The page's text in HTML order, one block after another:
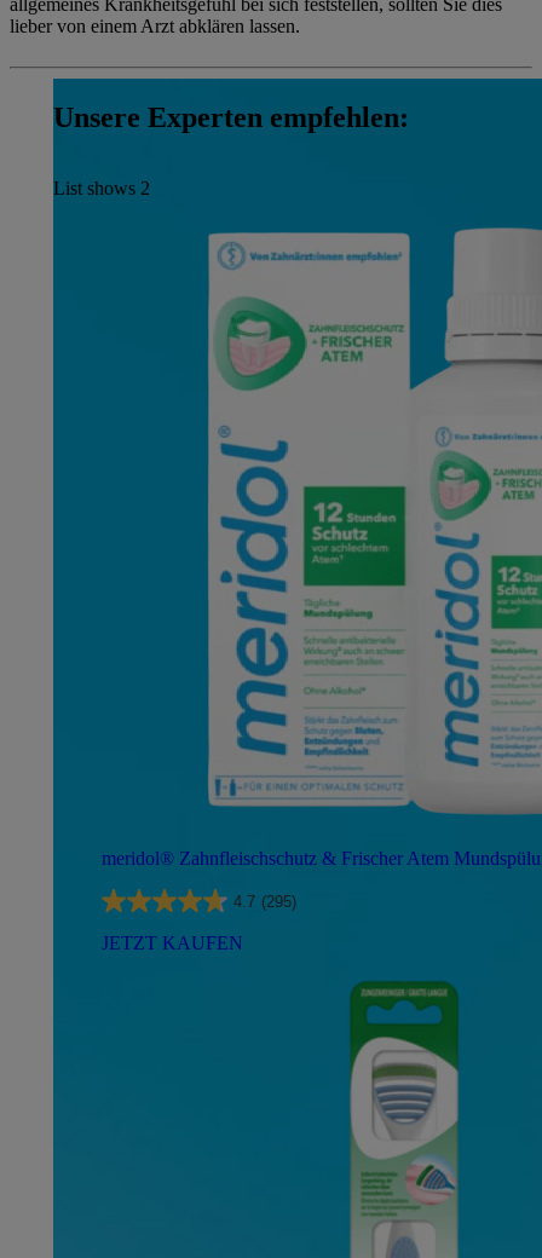
lieber von einem Arzt abklären lassen.
Unsere Experten empfehlen:
List shows 2
meridol® Zahnfleischschutz & Frischer Atem
4.7 (295)
JETZT KAUFEN